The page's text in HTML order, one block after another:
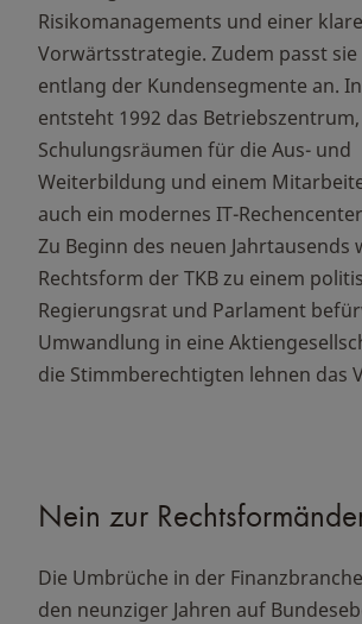
Risikomanagements und einer
Vorwärtsstrategie. Zudem passt
entlang der Kundensegmente an.
entsteht 1992 das
Schulungsräumen für die Aus- und
Weiterbildung und einem
auch ein modernes IT-
Zu Beginn des neuen Jahrtausends
Rechtsform der TKB zu einem
Regierungsrat und Parlament
Umwandlung in eine
die Stimmberechtigten lehnen das
Nein zur
Die Umbrüche in der
den neunziger Jahren auf